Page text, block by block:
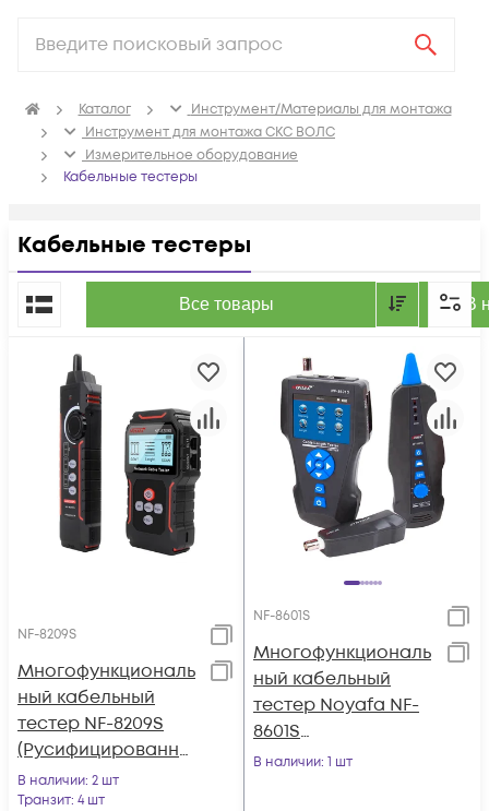
Каталог
Инструмент/Материалы для монтажа
Инструмент для монтажа СКС ВОЛС
Измерительное оборудование
Кабельные тестеры
Кабельные тестеры
Все товары В
По популярности
NF-8209S
Многофункциональ
ный кабельный
тестер NF-8209S
(Русифицированно
е меню)
В наличии: 2 шт
Транзит: 4 шт
NF-8601S
Многофункциональ
ный кабельный
тестер Noyafa NF-
8601S
(Русифицированно
В наличии: 1 шт